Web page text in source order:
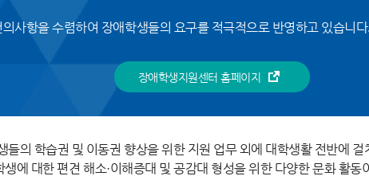
사항을 수렴하여 장애학생들의 요구를 적극적으로 반영하고 있습니다.
장애학생지원센터 홈페이지
들의 학습권 및 이동권 향상을 위한 지원 업무 외에 대학생활 전반에
에 대한 편견 해소·이해증대 및 공감대 형성을 위한 다양한 문화 활동